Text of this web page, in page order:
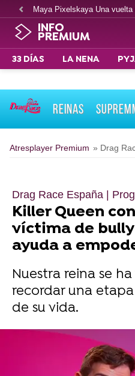
Maya Pixelskaya Una vuelta
INFO
PREMIUM
33 DÍAS LA NENA
REINAS
Atresplayer Premium » Drag
Drag Race España |
Killer Queen
víctima de
ayuda a
Nuestra reina se
recordar una
de su vida.